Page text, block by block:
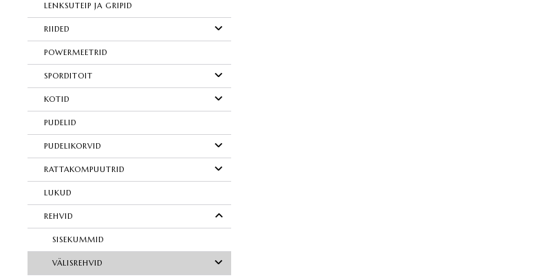
LENKSUTEIP JA GRIPID
RIIDED
POWERMEETRID
SPORDITOIT
KOTID
PUDELID
PUDELIKORVID
RATTAKOMPUUTRID
LUKUD
REHVID
SISEKUMMID
VÄLISREHVID